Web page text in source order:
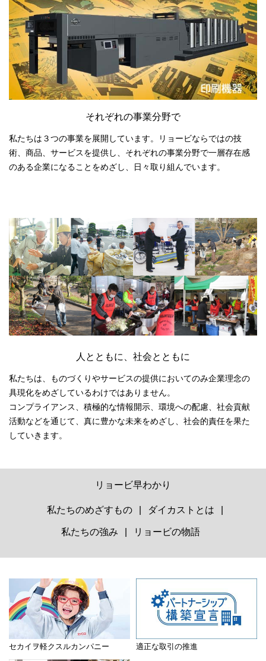
それぞれの事業分野で
私たちは３つの事業を展開しています。リョービならではの技
術、商品、サービスを提供し、それぞれの事業分野で一層存在感
のある企業になることをめざし、日々取り組んでいます。
人とともに、社会とともに
私たちは、ものづくりやサービスの提供においてのみ企業理念の
具現化をめざしているわけではありません。
コンプライアンス、積極的な情報開⽰、環境への配慮、社会貢献
活動などを通じて、真に豊かな未来をめざし、社会的責任を果た
していきます。
リョービ早わかり
私たちのめざすもの ダイカストとは
私たちの強み リョービの物語
セカイヲ軽クスルカンパニー 適正な取引の推進